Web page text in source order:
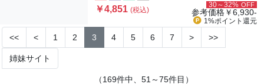
￥4,851(税込)
30～32% OFF
参考価格￥6,930-
1%ポイント 還元
<< < 1 2 3 4 5 6 7 > >>
姉妹サイト
（169件中、51～75件目）